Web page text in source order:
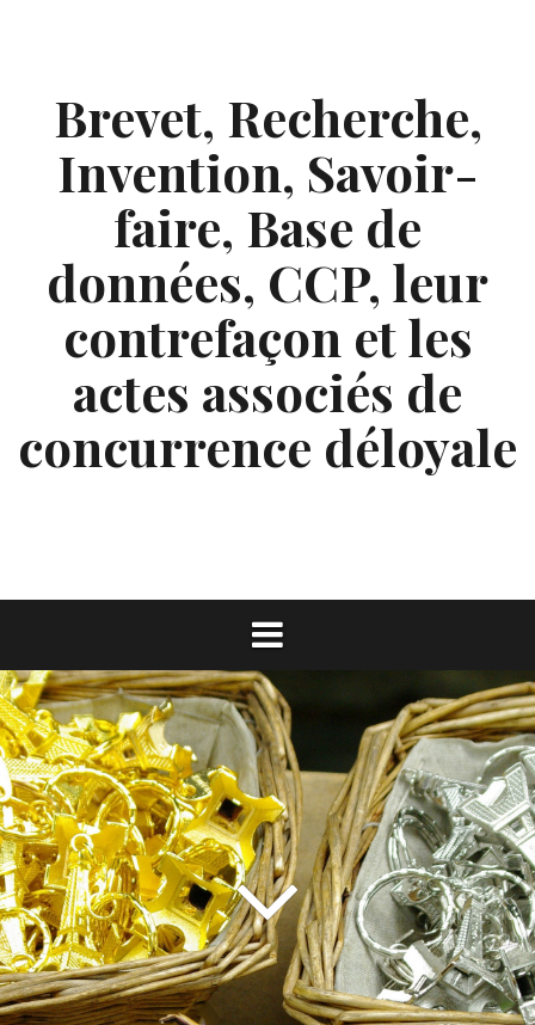
Brevet, Recherche,
Invention, Savoir-
faire, Base de
données, CCP, leur
contrefaçon et les
actes associés de
concurrence déloyale